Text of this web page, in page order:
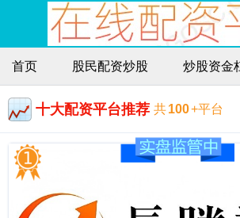
首页 股民配资炒股 炒股资金
十大配资平台推荐 共100+平台